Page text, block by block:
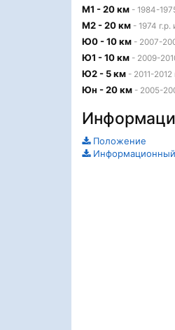
М1 - 20 км - 1984-
М2 - 20 км - 1974
Ю0 - 10 км - 2007-
Ю1 - 10 км - 2009-
Ю2 - 5 км - 2011-
Юн - 20 км - 2005-
Положение